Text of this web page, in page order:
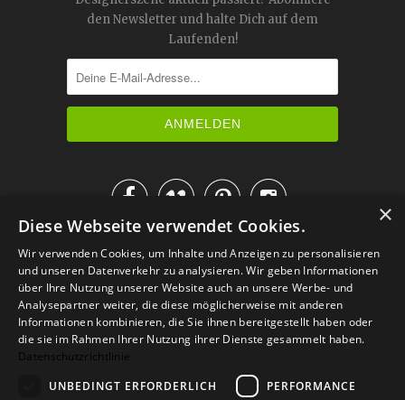
den Newsletter und halte Dich auf dem
Laufenden!

IM KATALOG BLÄTTERN
×
Diese Webseite verwendet Cookies.
Wir verwenden Cookies, um Inhalte und Anzeigen zu personalisieren
und unseren Datenverkehr zu analysieren. Wir geben Informationen
über Ihre Nutzung unserer Website auch an unsere Werbe- und
Analysepartner weiter, die diese möglicherweise mit anderen
Informationen kombinieren, die Sie ihnen bereitgestellt haben oder
die sie im Rahmen Ihrer Nutzung ihrer Dienste gesammelt haben.
Datenschutzrichtlinie
UNBEDINGT ERFORDERLICH
PERFORMANCE